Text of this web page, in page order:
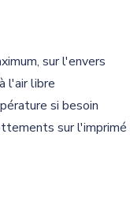
sur l'envers
l'air libre
si besoin
sur l'imprimé